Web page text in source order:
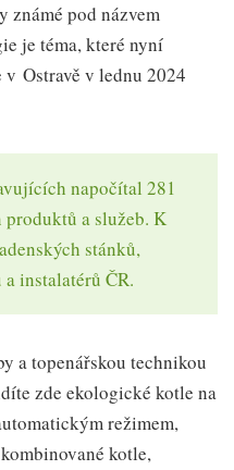
známé pod názvem
je téma, které nyní
Ostravě v lednu 2024
napočítal 281
a služeb. K
stánků,
instalatérů ČR.
a topenářskou technikou
zde ekologické kotle na
režimem,
kotle,